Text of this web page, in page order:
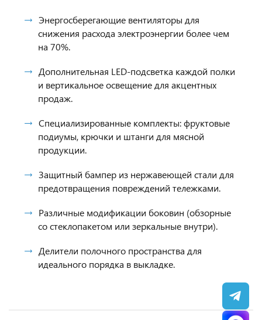
Энергосберегающие вентиляторы для
снижения расхода электроэнергии более чем
на 70%.
Дополнительная LED-подсветка каждой полки
и вертикальное освещение для акцентных
продаж.
Специализированные комплекты: фруктовые
подиумы, крючки и штанги для мясной
продукции.
Защитный бампер из нержавеющей стали для
предотвращения повреждений тележками.
Различные модификации боковин (обзорные
со стеклопакетом или зеркальные внутри).
Делители полочного пространства для
идеального порядка в выкладке.